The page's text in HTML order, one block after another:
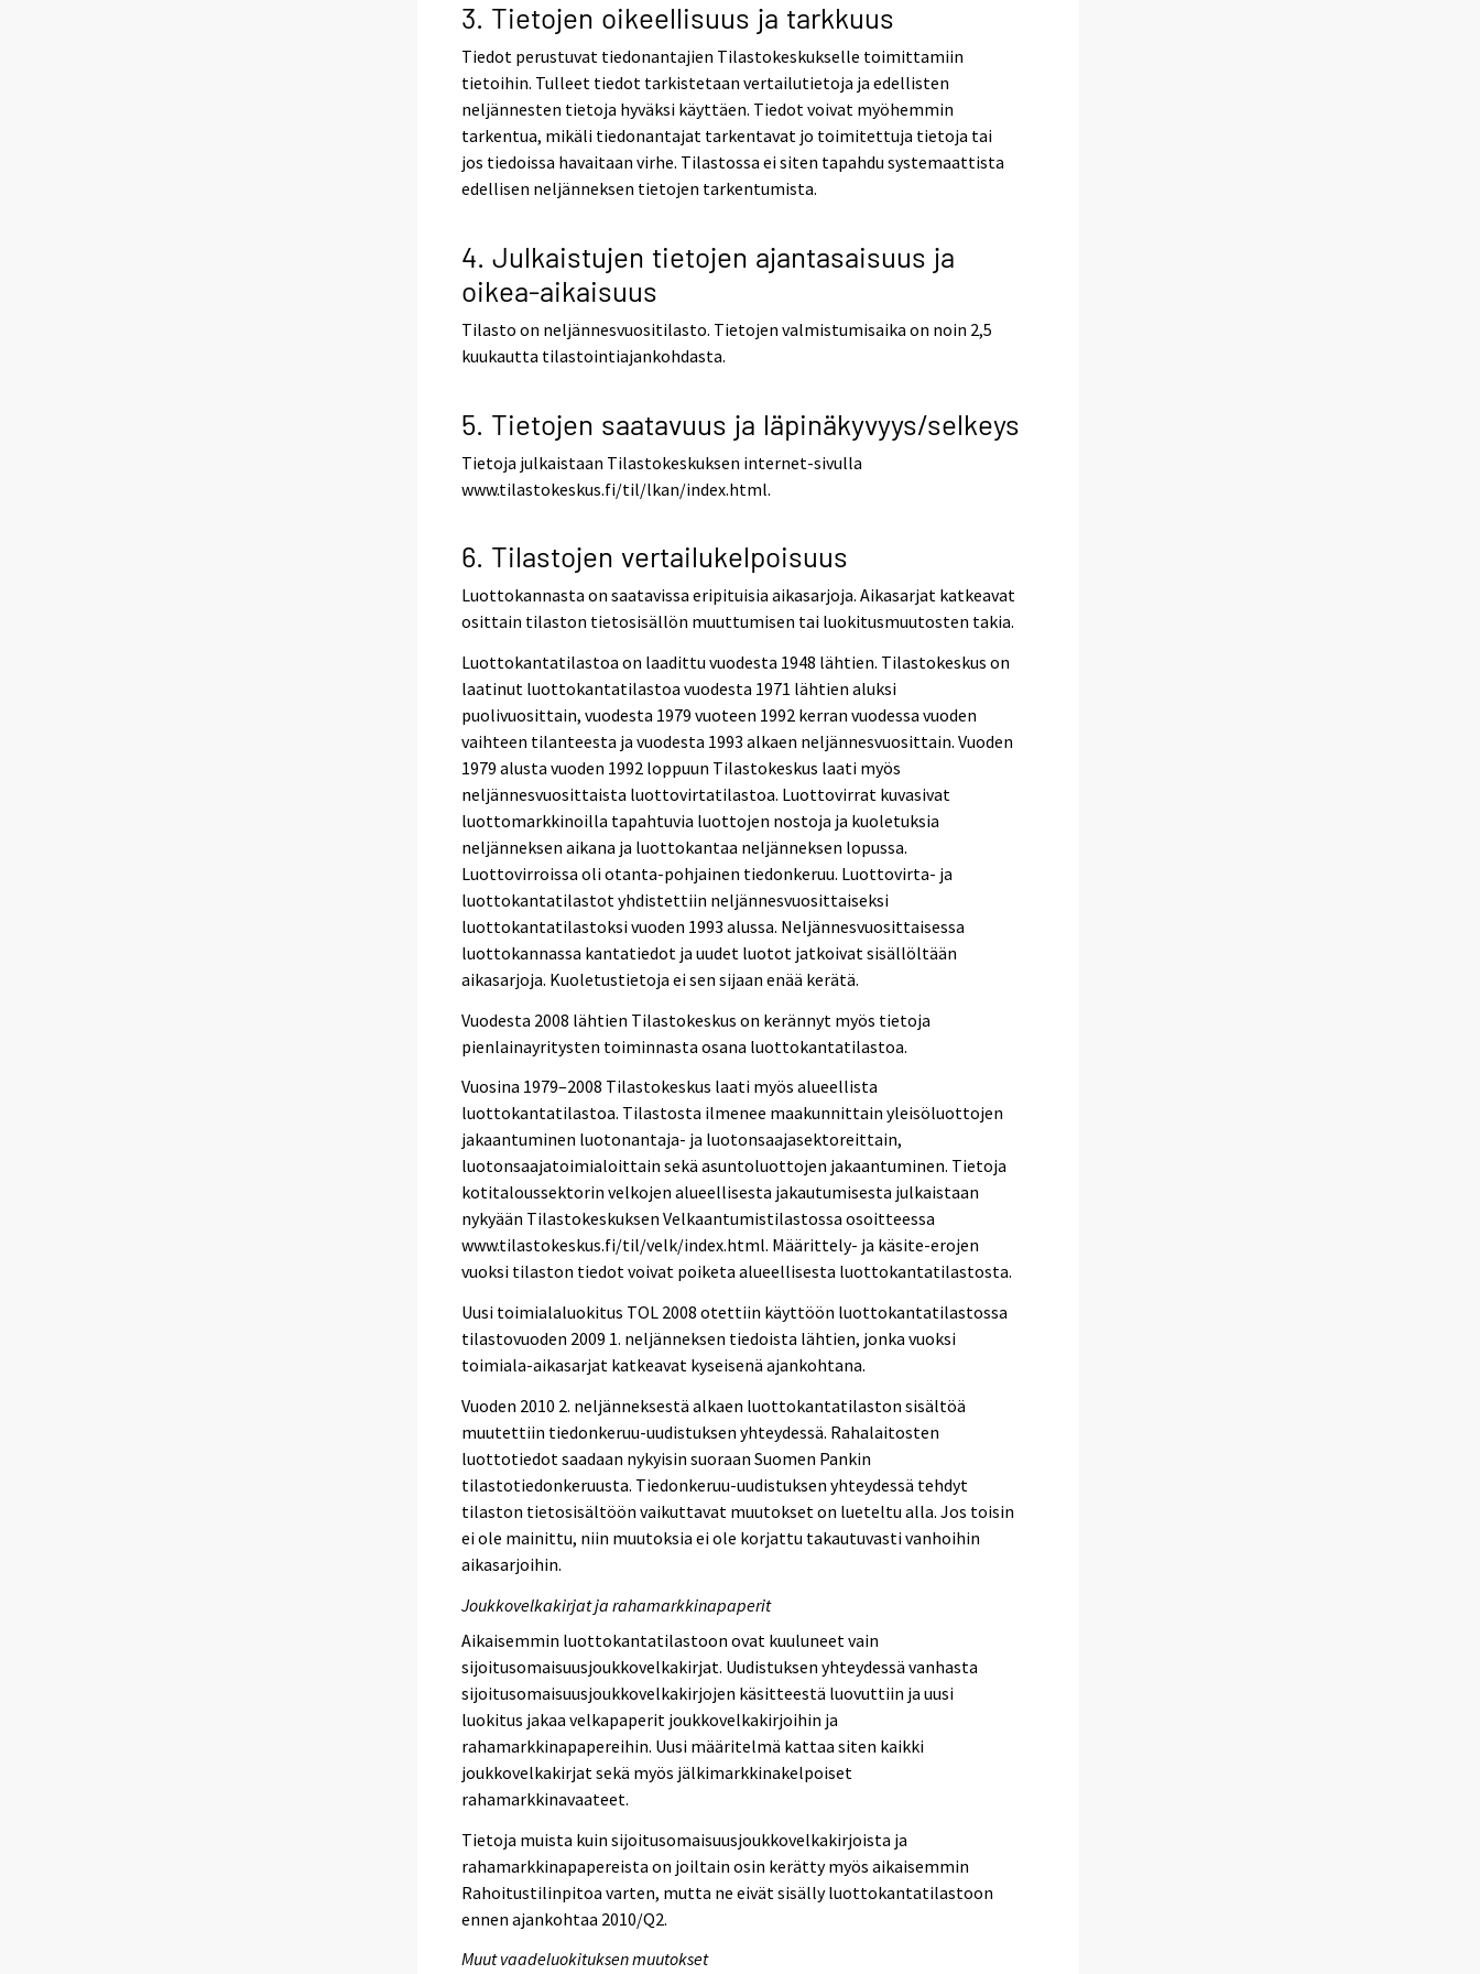
3. Tietojen oikeellisuus ja tarkkuus
Tiedot perustuvat tiedonantajien Tilastokeskukselle toimittamiin
tietoihin. Tulleet tiedot tarkistetaan vertailutietoja ja edellisten
neljännesten tietoja hyväksi käyttäen. Tiedot voivat myöhemmin
tarkentua, mikäli tiedonantajat tarkentavat jo toimitettuja tietoja tai
jos tiedoissa havaitaan virhe. Tilastossa ei siten tapahdu systemaattista
edellisen neljänneksen tietojen tarkentumista.
4. Julkaistujen tietojen ajantasaisuus ja
oikea-aikaisuus
Tilasto on neljännesvuositilasto. Tietojen valmistumisaika on noin 2,5
kuukautta tilastointiajankohdasta.
5. Tietojen saatavuus ja läpinäkyvyys/selkeys
Tietoja julkaistaan Tilastokeskuksen internet-sivulla
www.tilastokeskus.fi/til/lkan/index.html.
6. Tilastojen vertailukelpoisuus
Luottokannasta on saatavissa eripituisia aikasarjoja. Aikasarjat katkeavat
osittain tilaston tietosisällön muuttumisen tai luokitusmuutosten takia.
Luottokantatilastoa on laadittu vuodesta 1948 lähtien. Tilastokeskus on
laatinut luottokantatilastoa vuodesta 1971 lähtien aluksi
puolivuosittain, vuodesta 1979 vuoteen 1992 kerran vuodessa vuoden
vaihteen tilanteesta ja vuodesta 1993 alkaen neljännesvuosittain. Vuoden
1979 alusta vuoden 1992 loppuun Tilastokeskus laati myös
neljännesvuosittaista luottovirtatilastoa. Luottovirrat kuvasivat
luottomarkkinoilla tapahtuvia luottojen nostoja ja kuoletuksia
neljänneksen aikana ja luottokantaa neljänneksen lopussa.
Luottovirroissa oli otanta-pohjainen tiedonkeruu. Luottovirta- ja
luottokantatilastot yhdistettiin neljännesvuosittaiseksi
luottokantatilastoksi vuoden 1993 alussa. Neljännesvuosittaisessa
luottokannassa kantatiedot ja uudet luotot jatkoivat sisällöltään
aikasarjoja. Kuoletustietoja ei sen sijaan enää kerätä.
Vuodesta 2008 lähtien Tilastokeskus on kerännyt myös tietoja
pienlainayritysten toiminnasta osana luottokantatilastoa.
Vuosina 1979–2008 Tilastokeskus laati myös alueellista
luottokantatilastoa. Tilastosta ilmenee maakunnittain yleisöluottojen
jakaantuminen luotonantaja- ja luotonsaajasektoreittain,
luotonsaajatoimialoittain sekä asuntoluottojen jakaantuminen. Tietoja
kotitaloussektorin velkojen alueellisesta jakautumisesta julkaistaan
nykyään Tilastokeskuksen Velkaantumistilastossa osoitteessa
www.tilastokeskus.fi/til/velk/index.html. Määrittely- ja käsite-erojen
vuoksi tilaston tiedot voivat poiketa alueellisesta luottokantatilastosta.
Uusi toimialaluokitus TOL 2008 otettiin käyttöön luottokantatilastossa
tilastovuoden 2009 1. neljänneksen tiedoista lähtien, jonka vuoksi
toimiala-aikasarjat katkeavat kyseisenä ajankohtana.
Vuoden 2010 2. neljänneksestä alkaen luottokantatilaston sisältöä
muutettiin tiedonkeruu-uudistuksen yhteydessä. Rahalaitosten
luottotiedot saadaan nykyisin suoraan Suomen Pankin
tilastotiedonkeruusta. Tiedonkeruu-uudistuksen yhteydessä tehdyt
tilaston tietosisältöön vaikuttavat muutokset on lueteltu alla. Jos toisin
ei ole mainittu, niin muutoksia ei ole korjattu takautuvasti vanhoihin
aikasarjoihin.
Joukkovelkakirjat ja rahamarkkinapaperit
Aikaisemmin luottokantatilastoon ovat kuuluneet vain
sijoitusomaisuusjoukkovelkakirjat. Uudistuksen yhteydessä vanhasta
sijoitusomaisuusjoukkovelkakirjojen käsitteestä luovuttiin ja uusi
luokitus jakaa velkapaperit joukkovelkakirjoihin ja
rahamarkkinapapereihin. Uusi määritelmä kattaa siten kaikki
joukkovelkakirjat sekä myös jälkimarkkinakelpoiset
rahamarkkinavaateet.
Tietoja muista kuin sijoitusomaisuusjoukkovelkakirjoista ja
rahamarkkinapapereista on joiltain osin kerätty myös aikaisemmin
Rahoitustilinpitoa varten, mutta ne eivät sisälly luottokantatilastoon
ennen ajankohtaa 2010/Q2.
Muut vaadeluokituksen muutokset